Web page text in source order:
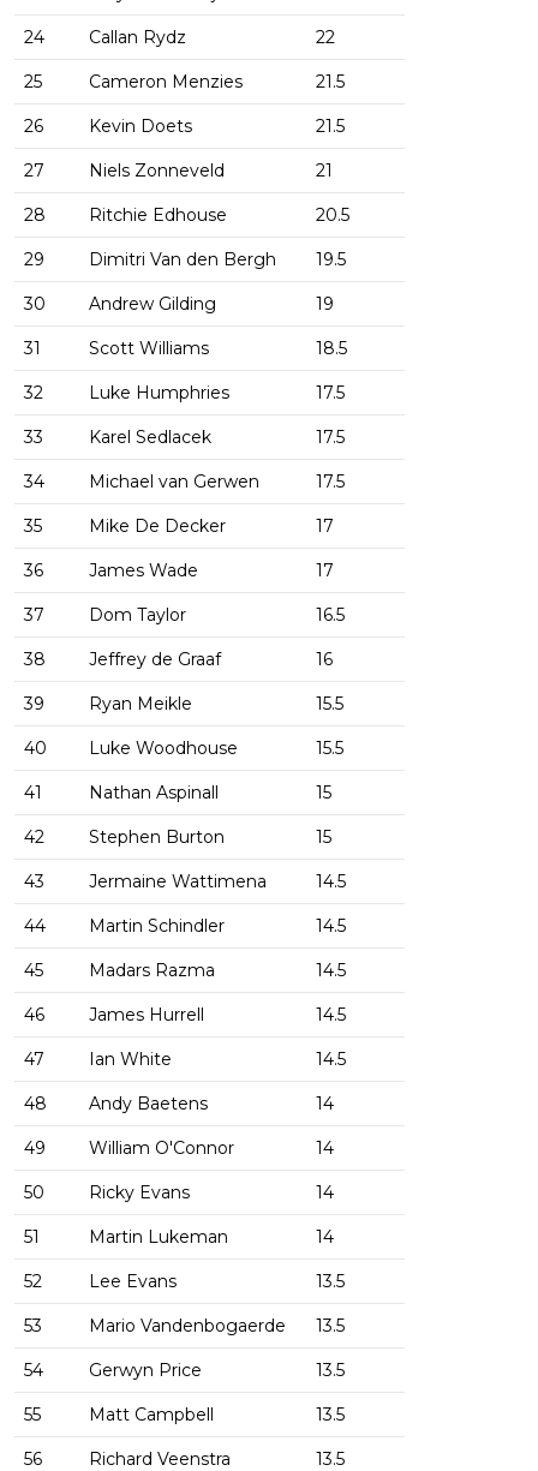
24 Callan Rydz 22
25 Cameron Menzies 21.5
26 Kevin Doets 21.5
27 Niels Zonneveld 21
28 Ritchie Edhouse 20.5
29 Dimitri Van den Bergh 19.5
30 Andrew Gilding 19
31 Scott Williams 18.5
32 Luke Humphries 17.5
33 Karel Sedlacek 17.5
34 Michael van Gerwen 17.5
35 Mike De Decker 17
36 James Wade 17
37 Dom Taylor 16.5
38 Jeffrey de Graaf 16
39 Ryan Meikle 15.5
40 Luke Woodhouse 15.5
41 Nathan Aspinall 15
42 Stephen Burton 15
43 Jermaine Wattimena 14.5
44 Martin Schindler 14.5
45 Madars Razma 14.5
46 James Hurrell 14.5
47 Ian White 14.5
48 Andy Baetens 14
49 William O'Connor 14
50 Ricky Evans 14
51 Martin Lukeman 14
52 Lee Evans 13.5
53 Mario Vandenbogaerde 13.5
54 Gerwyn Price 13.5
55 Matt Campbell 13.5
56 Richard Veenstra 13.5